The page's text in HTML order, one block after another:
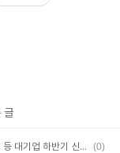
글
삼성전자, LG CNS, SK㈜ CC 등 대기업 하반기 신입사원 채용 속속 시작! 경쟁률 81:1로 높아진다! Samsung Electronics, LG CNS, SK Corp. CC, etc. start hiring new employees in the second half of the year! The competition rate goes.. (0)